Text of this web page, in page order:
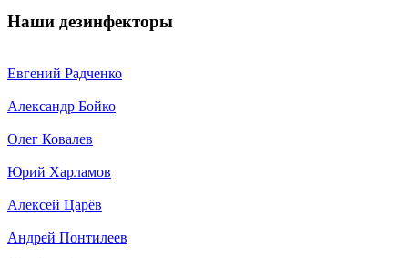
Наши дезинфекторы
Евгений Радченко
Александр Бойко
Олег Ковалев
Юрий Харламов
Алексей Царёв
Андрей Понтилеев